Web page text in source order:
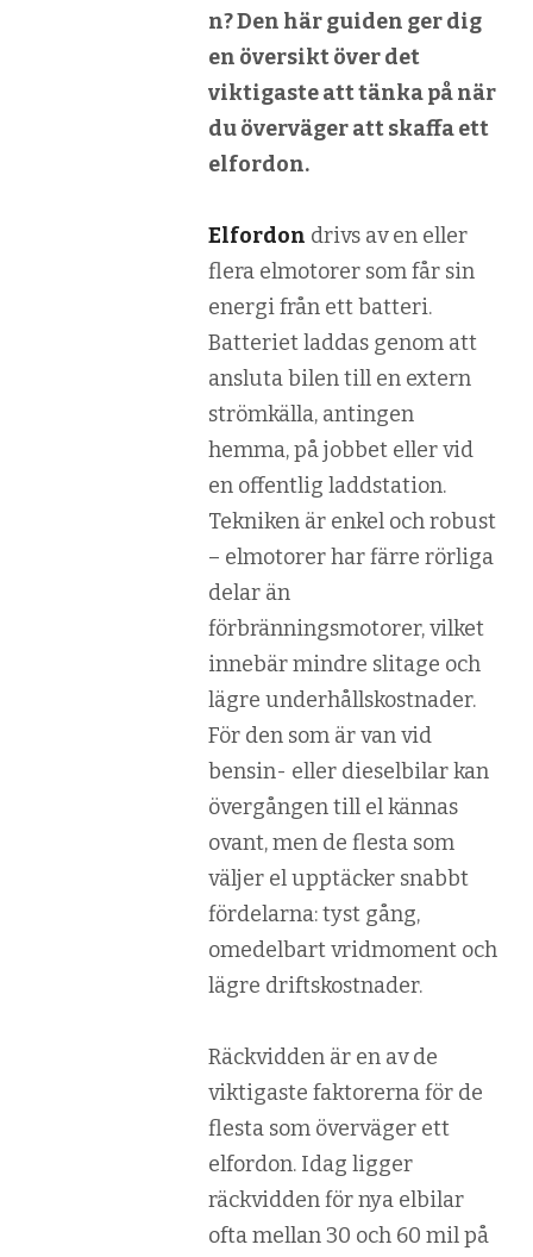
n? Den här guiden ger dig
en översikt över det
viktigaste att tänka på när
du överväger att skaffa ett
elfordon.
Elfordon drivs av en eller
flera elmotorer som får sin
energi från ett batteri.
Batteriet laddas genom att
ansluta bilen till en extern
strömkälla, antingen
hemma, på jobbet eller vid
en offentlig laddstation.
Tekniken är enkel och robust
– elmotorer har färre rörliga
delar än
förbränningsmotorer, vilket
innebär mindre slitage och
lägre underhållskostnader.
För den som är van vid
bensin- eller dieselbilar kan
övergången till el kännas
ovant, men de flesta som
väljer el upptäcker snabbt
fördelarna: tyst gång,
omedelbart vridmoment och
lägre driftskostnader.
Räckvidden är en av de
viktigaste faktorerna för de
flesta som överväger ett
elfordon. Idag ligger
räckvidden för nya elbilar
ofta mellan 30 och 60 mil på